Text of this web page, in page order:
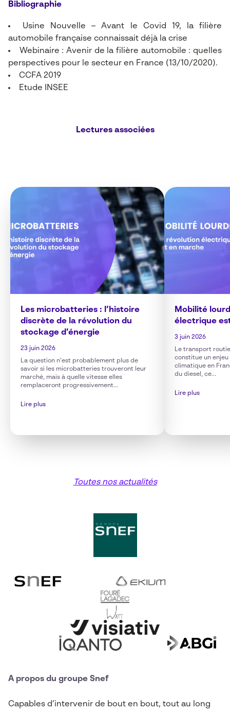
Bibliographie
Usine Nouvelle –Avant le Covid 19, la filière
automobile française connaissait déjà la crise
Webinaire : Avenir de la filière automobile :quelles
perspectives pour le secteur en France (13/10/2020).
CCFA 2019
Etude INSEE
Lectures associées
Les microbatteries : l’histoire
discrète de la révolution du
stockage d’énergie
23 juin 2026
La question n’est probablement plus de
savoir si les microbatteries trouveront leur
marché, mais à quelle vitesse elles
remplaceront progressivement...
Lire plus
Mobilité
électrique
3 juin 2026
Le transport
constitue un
climatique en
du diesel, ce...
Lire plus
Toutes nos actualités
A propos du groupe Snef
Capables d’intervenir de bout en bout, tout au long